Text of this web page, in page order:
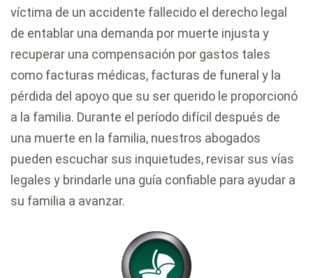
víctima de un accidente fallecido el derecho legal
de entablar una demanda por muerte injusta y
recuperar una compensación por gastos tales
como facturas médicas, facturas de funeral y la
pérdida del apoyo que su ser querido le proporcionó
a la familia. Durante el período difícil después de
una muerte en la familia, nuestros abogados
pueden escuchar sus inquietudes, revisar sus vías
legales y brindarle una guía confiable para ayudar a
su familia a avanzar.